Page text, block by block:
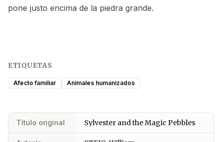
pone justo encima de la piedra grande.
ETIQUETAS
Afecto familiar Animales humanizados
Título original Sylvester and the Magic Pebbles